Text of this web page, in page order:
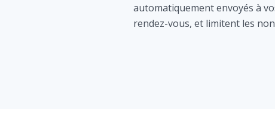
automatiquement envoyés à
rendez-vous, et limitent les